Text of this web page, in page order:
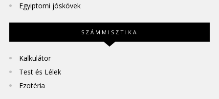
Egyiptomi jóskövek
SZÁMMISZTIKA
Kalkulátor
Test és Lélek
Ezotéria